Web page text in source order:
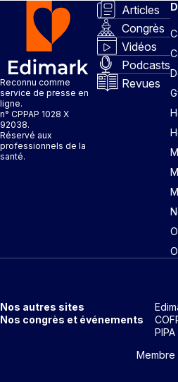
Reconnu comme
service de presse en
ligne.
n° CPPAP 1028 X
92038.
Réservé aux
professionnels de la
santé.
Articles
Congrès
Vidéos
Podcasts
Revues
Nos autres sites
Nos congrès et événements
Membre